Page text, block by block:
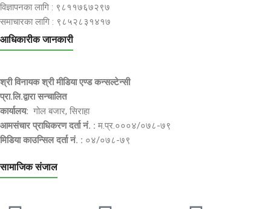
विज्ञापनका लागि : ९८११७६७२९७
समाचारका लागि : ९८५२८३१४१७
आधिकारीक जानकारी
श्री विनायक श्री मीडिया एण्ड कन्सल्टेन्सी
प्रा.लि.द्वारा सन्चालित
कार्यालय: गोल बजार, सिराहा
आमसंचार प्राधिकरण दर्ता नं. : म.प्र.०००४/०७८-७९
मिडिया काउन्सिल दर्ता नं. : ०४/०७८-७९
सामाजिक संजाल